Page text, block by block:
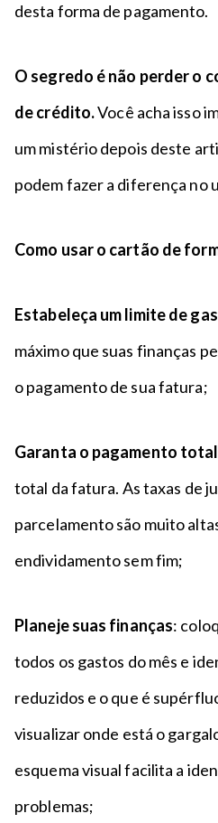
desta forma de pagamento.
O segredo é não perder o
de crédito.Você acha isso
um mistério depois deste
podem fazer a diferença no
Como usar o cartão de
Estabeleça um limite de
máximo que suas finanças
o pagamento de sua fatura;
Garanta o pagamento
total da fatura. As taxas de
parcelamento são muito
endividamento sem fim;
Planeje suas finanças:
todos os gastos do mês e
reduzidos e o que é
visualizar onde está o
esquema visual facilita a
problemas;